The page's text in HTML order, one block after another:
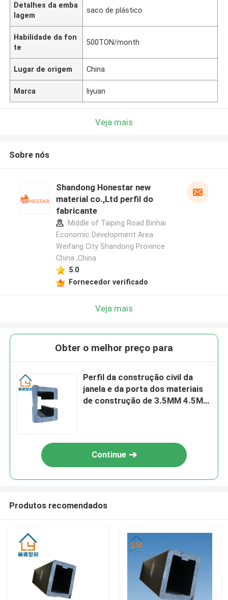
Detalhes da emba
lagem
saco de plástico
Habilidade da fon
te
500TON/month
Lugar de origem China
Marca liyuan
Veja mais
Sobre nós
Shandong Honestar new
material co.,Ltd perfil do
fabricante
Middle of Taiping Road Binhai
Economic Development Area
Weifang City Shandong Province
China ,China
5.0
Fornecedor verificado
Veja mais
Obter o melhor preço para
Perfil da construção civil da
janela e da porta dos materiais
de construção de 3.5MM 4.5MM
Continue
Produtos recomendados